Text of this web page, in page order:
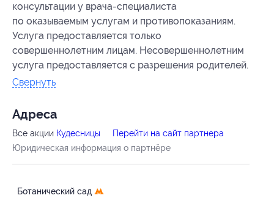
консультации у врача-специалиста
по оказываемым услугам и противопоказаниям.
Услуга предоставляется только
совершеннолетним лицам. Несовершеннолетним
услуга предоставляется с разрешения родителей.
Свернуть
Адресa
Все акции Кудесницы
Перейти на сайт партнера
Юридическая информация о партнёре
Ботанический сад